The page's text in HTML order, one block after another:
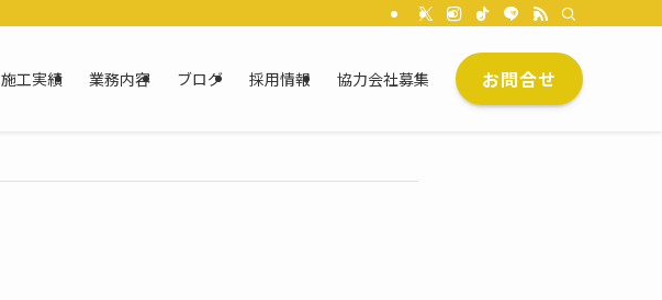
施工実績 業務内容 ブログ 採用情報 協力会社募集 お問合せ